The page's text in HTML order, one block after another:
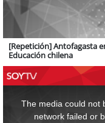
[Repetición] Antofagasta
Educación chilena
The media could not
network failed or